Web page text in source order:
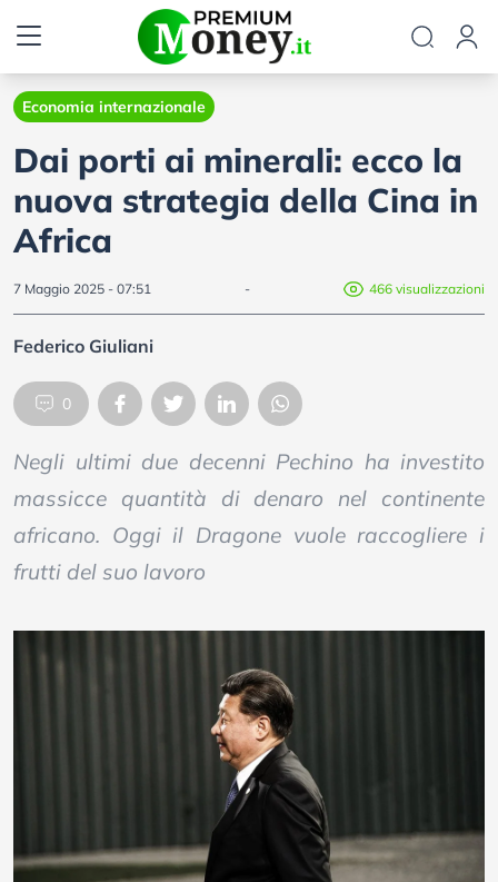
Economia internazionale
Dai porti ai minerali: ecco la
nuova strategia della Cina in
Africa
7 Maggio 2025 - 07:51 - 466 visualizzazioni
Federico Giuliani
0
Negli ultimi due decenni Pechino ha investito
massicce quantità di denaro nel continente
africano. Oggi il Dragone vuole raccogliere i
frutti del suo lavoro